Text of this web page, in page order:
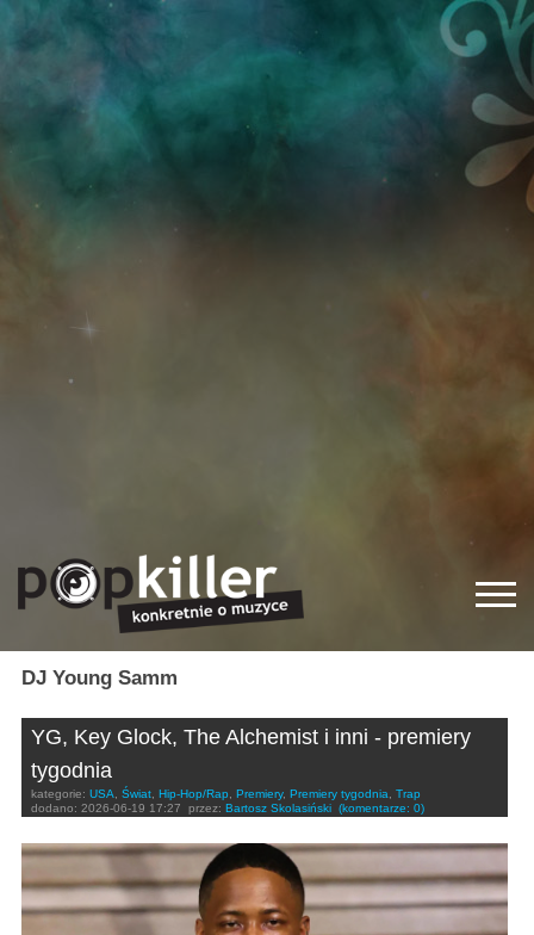
DJ Young Samm
YG, Key Glock, The Alchemist i inni - premiery
tygodnia
kategorie: USA, Świat, Hip-Hop/Rap, Premiery, Premiery tygodnia, Trap
dodano: 2026-06-19 17:27 przez: Bartosz Skolasiński (komentarze: 0)